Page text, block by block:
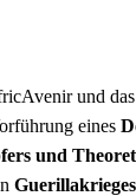
und
eines
und